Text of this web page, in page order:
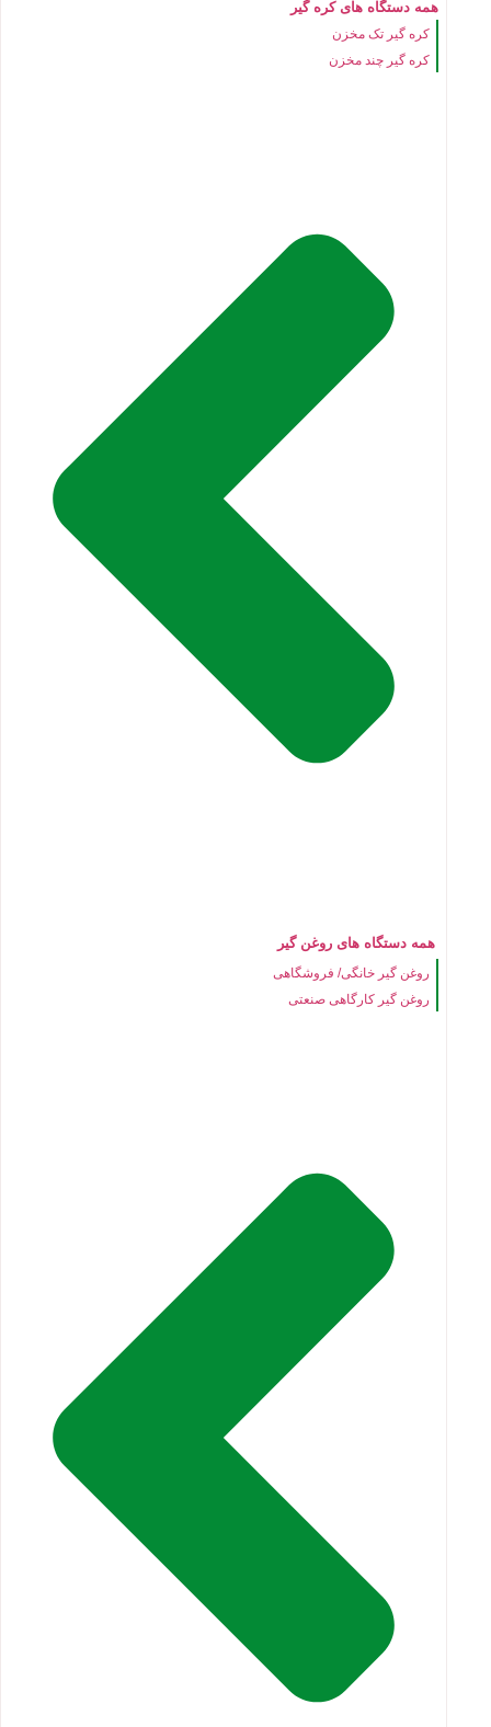
همه دستگاه های کره گیر
کره گیر تک مخزن
کره گیر چند مخزن
همه دستگاه های روغن گیر
روغن گیر خانگی/ فروشگاهی
روغن گیر کارگاهی صنعتی